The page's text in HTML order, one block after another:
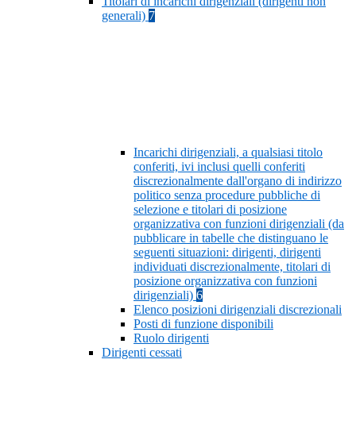
generali) 7
Incarichi dirigenziali, a qualsiasi titolo
conferiti, ivi inclusi quelli conferiti
discrezionalmente dall'organo di indirizzo
politico senza procedure pubbliche di
selezione e titolari di posizione
organizzativa con funzioni dirigenziali (da
pubblicare in tabelle che distinguano le
seguenti situazioni: dirigenti, dirigenti
individuati discrezionalmente, titolari di
posizione organizzativa con funzioni
dirigenziali) 6
Elenco posizioni dirigenziali discrezionali
Posti di funzione disponibili
Ruolo dirigenti
Dirigenti cessati